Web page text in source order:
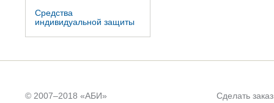
Средства
индивидуальной защиты
© 2007–2018 «АБИ» Сделать